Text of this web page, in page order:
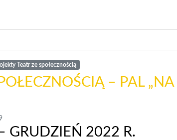
Teatr ze społecznością
– PAL „NA
GRUDZIEŃ 2022 R.